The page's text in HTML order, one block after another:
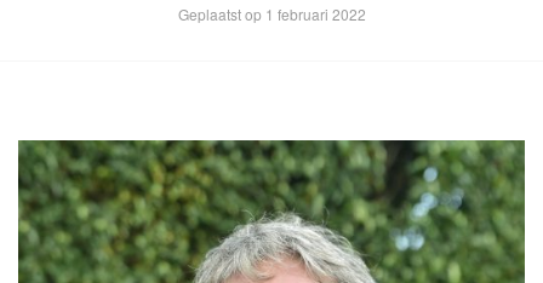
Geplaatst op 1 februari 2022